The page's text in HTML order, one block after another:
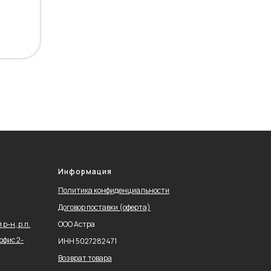
р-н, р.п.
2-
Информация
Политика конфиденциальности
Договор поставки (оферта)
ООО Астра
ИНН 5027282471
Возврат товара